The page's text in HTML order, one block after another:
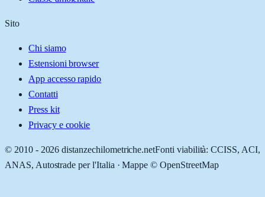
Sito
Chi siamo
Estensioni browser
App accesso rapido
Contatti
Press kit
Privacy e cookie
© 2010 - 2026 distanzechilometriche.netFonti viabilità: CCISS, ACI,
ANAS, Autostrade per l'Italia · Mappe © OpenStreetMap